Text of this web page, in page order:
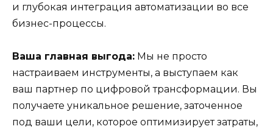
и глубокая интеграция автоматизации во все
бизнес-процессы.
Ваша главная выгода: Мы не просто
настраиваем инструменты, а выступаем как
ваш партнер по цифровой трансформации. Вы
получаете уникальное решение, заточенное
под ваши цели, которое оптимизирует затраты,